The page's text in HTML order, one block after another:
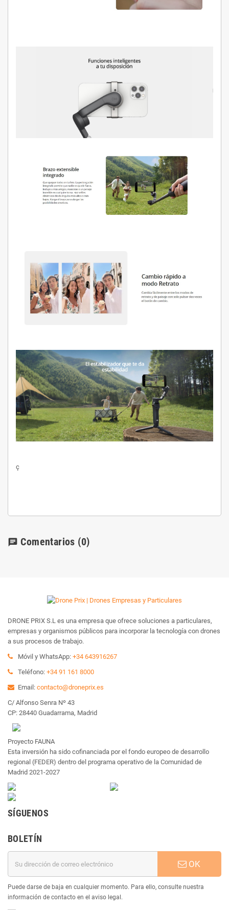
ç
chat Comentarios (0)
DRONE PRIX S.L es una empresa que ofrece soluciones a particulares,
empresas y organismos públicos para incorporar la tecnología con drones
a sus procesos de trabajo.
Móvil y WhatsApp: +34 643916267
Teléfono: +34 91 161 8000
Email: contacto@droneprix.es
C/ Alfonso Senra Nº 43
CP: 28440 Guadarrama, Madrid
Proyecto FAUNA
Esta inversión ha sido cofinanciada por el fondo europeo de desarrollo
regional (FEDER) dentro del programa operativo de la Comunidad de
Madrid 2021-2027
SÍGUENOS
BOLETÍN
OK
Puede darse de baja en cualquier momento. Para ello, consulte nuestra
información de contacto en el aviso legal.